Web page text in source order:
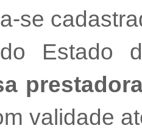
se
Estado
validade